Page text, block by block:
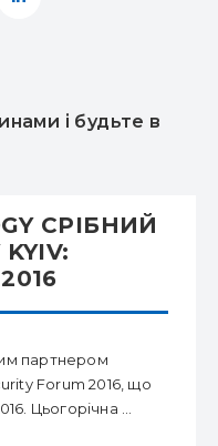
і будьте в
СРІБНИЙ
партнером
Forum 2016, що
Цьогорічна ...